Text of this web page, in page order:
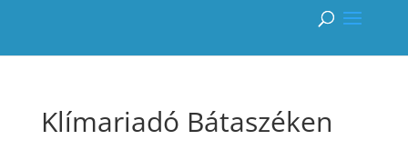
Klímariadó Bátaszéken